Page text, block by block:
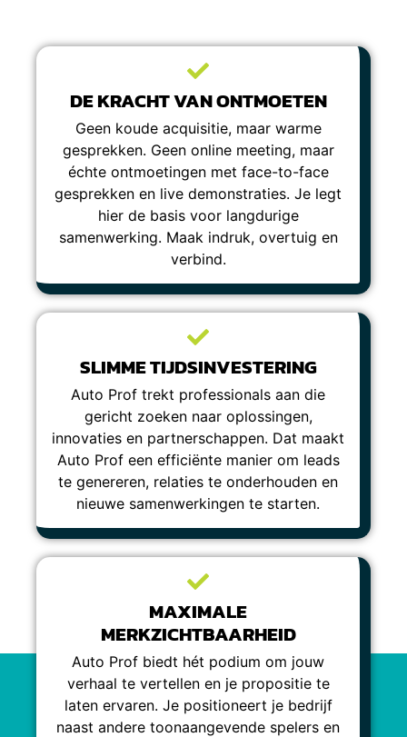
DE KRACHT VAN ONTMOETEN
Geen koude acquisitie, maar warme
gesprekken. Geen online meeting, maar
échte ontmoetingen met face-to-face
gesprekken en live demonstraties. Je legt
hier de basis voor langdurige
samenwerking. Maak indruk, overtuig en
verbind.
SLIMME TIJDSINVESTERING
Auto Prof trekt professionals aan die
gericht zoeken naar oplossingen,
innovaties en partnerschappen. Dat maakt
Auto Prof een efficiënte manier om leads
te genereren, relaties te onderhouden en
nieuwe samenwerkingen te starten.
MAXIMALE
MERKZICHTBAARHEID
Auto Prof biedt hét podium om jouw
verhaal te vertellen en je propositie te
laten ervaren. Je positioneert je bedrijf
naast andere toonaangevende spelers en